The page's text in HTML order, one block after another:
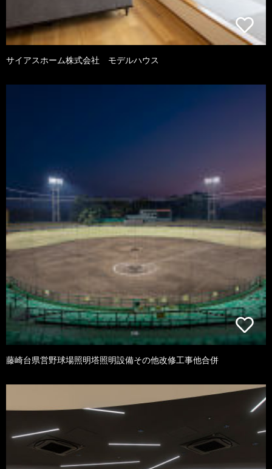
サイアスホーム株式会社 モデルハウス
藤崎台県営野球場照明塔照明設備その他改修工事他合併